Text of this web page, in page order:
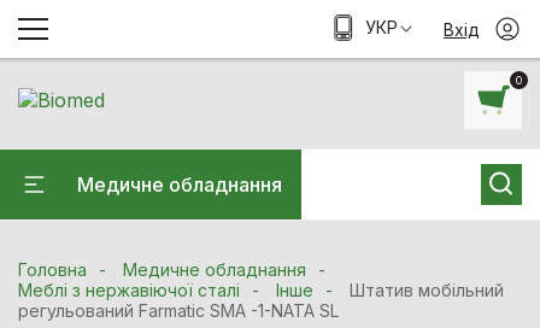
0
Медичне обладнання
УКР Вхід
Головна
Медичне обладнання
Меблі з нержавіючої сталі
Інше
Штатив мобільний
регульований Farmatic SMA -1-NATA SL